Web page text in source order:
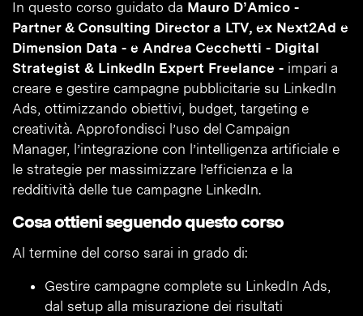
In questo corso guidato da Mauro D’Amico -
Partner & Consulting Director a LTV, ex Next2Ad e
Dimension Data - e Andrea Cecchetti - Digital
Strategist & LinkedIn Expert Freelance - impari a
creare e gestire campagne pubblicitarie su LinkedIn
Ads, ottimizzando obiettivi, budget, targeting e
creatività. Approfondisci l’uso del Campaign
Manager, l’integrazione con l’intelligenza artificiale e
le strategie per massimizzare l’efficienza e la
redditività delle tue campagne LinkedIn.
Cosa ottieni seguendo questo corso
Al termine del corso sarai in grado di:
Gestire campagne complete su LinkedIn Ads,
dal setup alla misurazione dei risultati